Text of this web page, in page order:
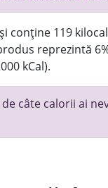
conține 119
reprezintă
kCal).
câte calorii ai